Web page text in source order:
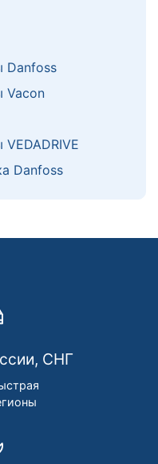
Danfoss
Vacon
Danfoss
СНГ